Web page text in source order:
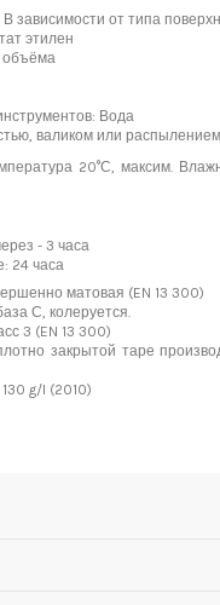
зависимости от типа
этилен
объёма
Вода
валиком или распылением
20°С, максим.
- 3 часа
24 часа
матовая (EN 13 300)
С, колеруется.
3 (EN 13 300)
закрытой таре
g/l (2010)
вход № 11, пав. 119Г (1
вход № 5, пав. 164/1В (1